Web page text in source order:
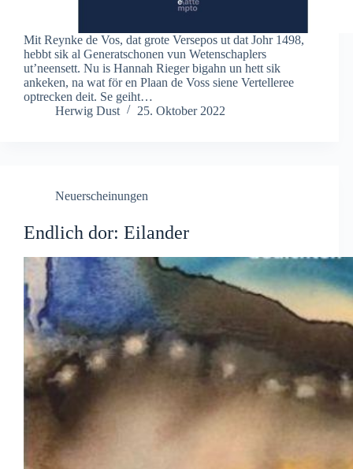
Mit Reynke de Vos, dat grote Versepos ut dat Johr 1498,
hebbt sik al Generatschonen vun Wetenschaplers
ut’neensett. Nu is Hannah Rieger bigahn un hett sik
ankeken, na wat för en Plaan de Voss siene Vertelleree
optrecken deit. Se geiht…
Herwig Dust
25. Oktober 2022
Neuerscheinungen
Endlich dor: Eilander